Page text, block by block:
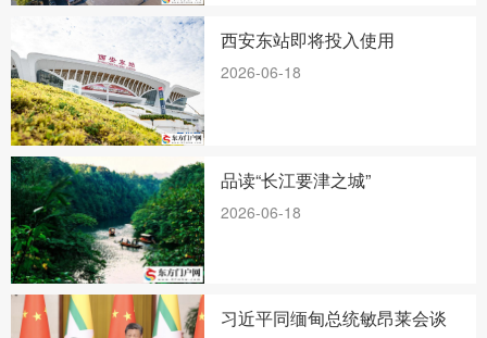
西安东站即将投入使用
2026-06-18
品读“长江要津之城”
2026-06-18
习近平同缅甸总统敏昂莱会谈